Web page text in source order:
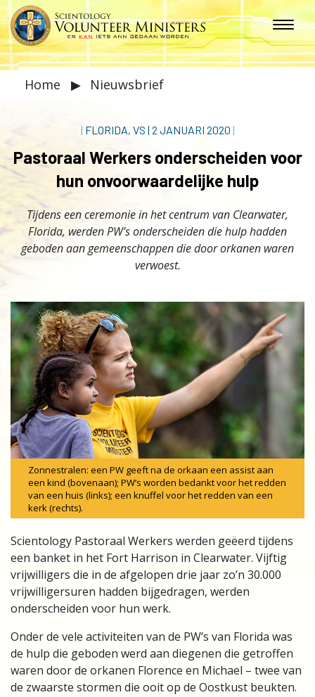
Home ▶ Nieuwsbrief
| FLORIDA, VS | 2 JANUARI 2020 |
Pastoraal Werkers onderscheiden voor
hun onvoorwaardelijke hulp
Tijdens een ceremonie in het centrum van Clearwater,
Florida, werden PW’s onderscheiden die hulp hadden
geboden aan gemeenschappen die door orkanen waren
verwoest.
Zonnestralen: een PW geeft na de orkaan een assist aan
een kind (bovenaan); PW’s worden bedankt voor het redden
van een huis (links); een knuffel voor het redden van een
kerk (rechts).
Scientology Pastoraal Werkers werden geëerd tijdens
een banket in het Fort Harrison in Clearwater. Vijftig
vrijwilligers die in de afgelopen drie jaar zo’n 30.000
vrijwilligersuren hadden bijgedragen, werden
onderscheiden voor hun werk.
Onder de vele activiteiten van de PW’s van Florida was
de hulp die geboden werd aan diegenen die getroffen
waren door de orkanen Florence en Michael – twee van
de zwaarste stormen die ooit op de Oostkust beukten.